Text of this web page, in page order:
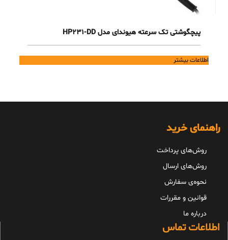
پیچگوشتی تک سرعته هیوندای مدل HP231-DD
اطلاعات بیشتر
راهنمای خرید
روش‌های پرداخت
روش‌های ارسال
نحوه‌ی سفارش
قوانین و مقررات
درباره ما
اطلاعات تماس